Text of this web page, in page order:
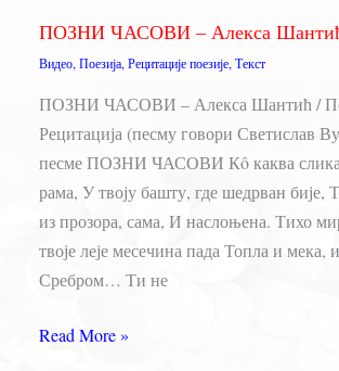
Шантић
ПОЗНИ ЧАСОВИ – Алекса
Видео,Поезија,Рецитације поезије,Текст
ПОЗНИ ЧАСОВИ – Алекса Шантић /
Рецитација (песму говори Светислав
песме ПОЗНИ ЧАСОВИ Кô каква слика
рама, У твоју башту, где шедрван бије,
из прозора, сама, И наслоњена. Тихо
твоје леје месечина пада Топла и мека,
Сребром… Ти не
ПОЗНИ
Read More »